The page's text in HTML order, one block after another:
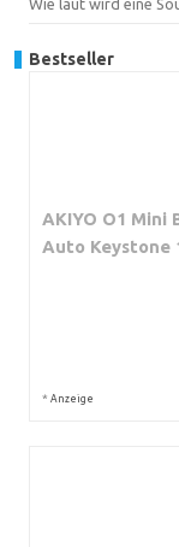
Wie laut wird eine
Bestseller
AKIYO O1 Mini
Auto Keystone
* Anzeige